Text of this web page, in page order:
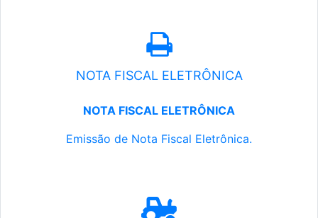
NOTA FISCAL ELETRÔNICA
NOTA FISCAL ELETRÔNICA
Emissão de Nota Fiscal Eletrônica.